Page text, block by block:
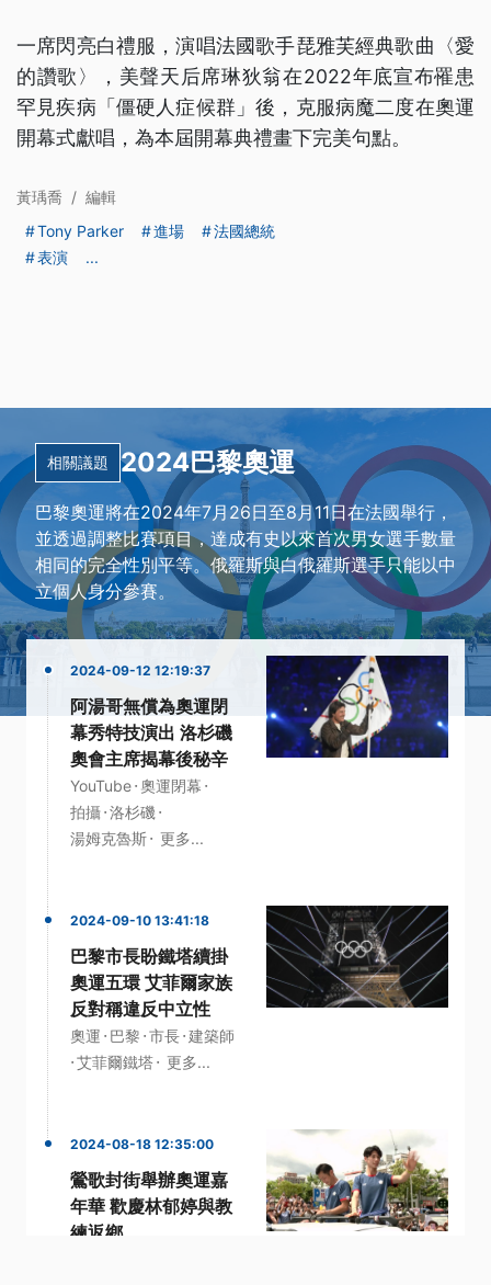
一席閃亮白禮服，演唱法國歌手琵雅芙經典歌曲〈愛
的讚歌〉，美聲天后席琳狄翁在2022年底宣布罹患
罕見疾病「僵硬人症候群」後，克服病魔二度在奧運
開幕式獻唱，為本屆開幕典禮畫下完美句點。
黃瑀喬 / 編輯
Tony Parker
進場
法國總統
表演
...
相關議題 2024巴黎奧運
巴黎奧運將在2024年7月26日至8月11日在法國舉行，
並透過調整比賽項目，達成有史以來首次男女選手數量
相同的完全性別平等。俄羅斯與白俄羅斯選手只能以中
立個人身分參賽。
2024-09-12 12:19:37
阿湯哥無償為奧運閉
幕秀特技演出 洛杉磯
奧會主席揭幕後秘辛
YouTube· 奧運閉幕 ·
拍攝·洛杉磯 ·
湯姆克魯斯· 更多...
2024-09-10 13:41:18
巴黎市長盼鐵塔續掛
奧運五環 艾菲爾家族
反對稱違反中立性
奧運 · 巴黎 ·市長·建築師
·艾菲爾鐵塔· 更多...
2024-08-18 12:35:00
鶯歌封街舉辦奧運嘉
年華 歡慶林郁婷與教
練返鄉